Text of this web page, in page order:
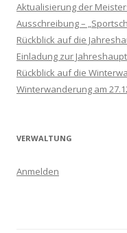
Aktualisierung der
Ausschreibung –
Rückblick auf die
Einladung zur
Rückblick auf die
Winterwanderung am
VERWALTUNG
Anmelden